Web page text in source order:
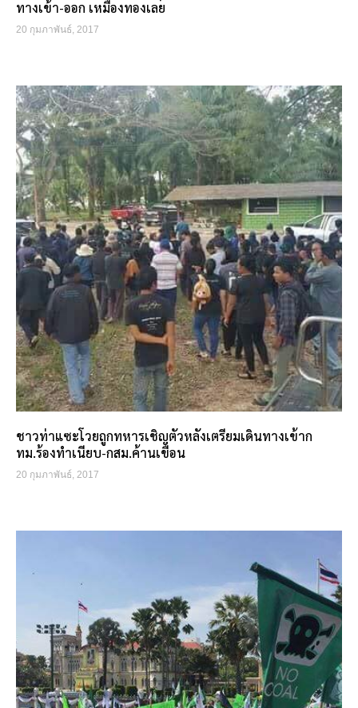
ทางเข้า-ออก เหมืองทองเลย
20 กุมภาพันธ์, 2017
ชาวท่าแซะโวยถูกทหารเชิญตัวหลังเตรียมเดินทางเข้าก
ทม.ร้องทำเนียบ-กสม.ค้านเขื่อน
20 กุมภาพันธ์, 2017